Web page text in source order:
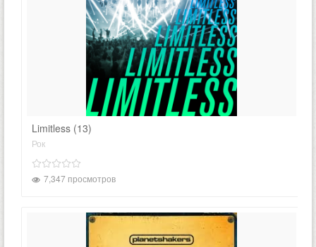
Limitless (13)
Рок
7,347 просмотров